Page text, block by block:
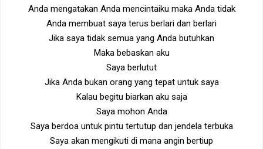
Anda mengatakan Anda mencintaiku maka Anda tidak
Anda membuat saya terus berlari dan berlari
Jika saya tidak semua yang Anda butuhkan
Maka bebaskan aku
Saya berlutut
Jika Anda bukan orang yang tepat untuk saya
Kalau begitu biarkan aku saja
Saya mohon Anda
Saya berdoa untuk pintu tertutup dan jendela terbuka
Saya akan mengikuti di mana angin bertiup